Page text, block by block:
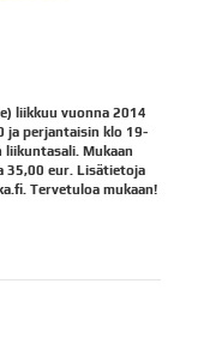
liikkuu vuonna 2014
ja perjantaisin klo 19-
liikuntasali. Mukaan
35,00 eur. Lisätietoja
Tervetuloa mukaan!